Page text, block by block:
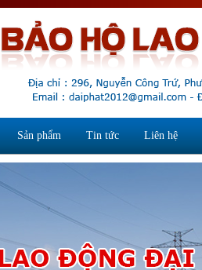
Sản phẩm Tin tức Liên hệ